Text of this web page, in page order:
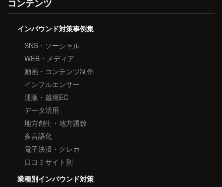
コンテンツ
インバウンド対策事例集
SNS・ソーシャル
WEB・メディア
動画・コンテンツ制作
インフルエンサー
通販・越境EC
データ活用
地方創生・地方誘致
多言語化
電子決済・クレカ
口コミサイト別
業種別インバウンド対策